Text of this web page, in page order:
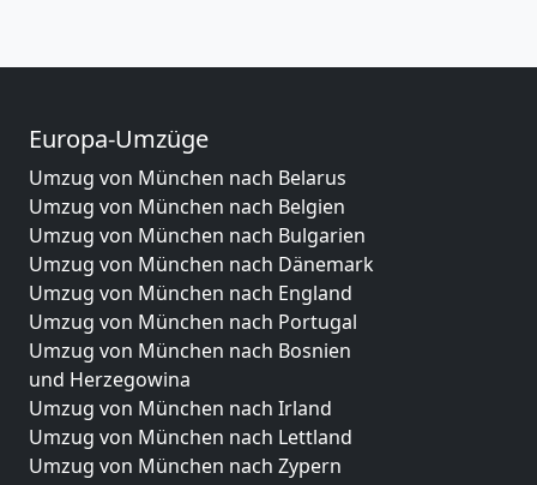
Europa-Umzüge
Umzug von München nach Belarus
Umzug von München nach Belgien
Umzug von München nach Bulgarien
Umzug von München nach Dänemark
Umzug von München nach England
Umzug von München nach Portugal
Umzug von München nach Bosnien
und Herzegowina
Umzug von München nach Irland
Umzug von München nach Lettland
Umzug von München nach Zypern